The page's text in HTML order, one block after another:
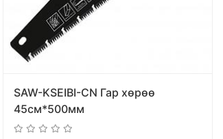
SAW-KSEIBI-CN Гар хөрөө
45см*500мм